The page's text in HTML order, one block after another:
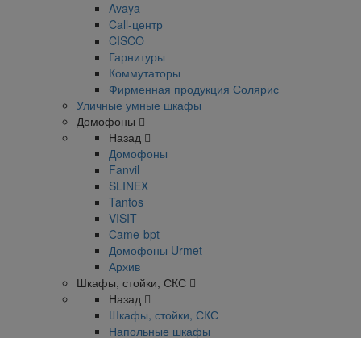
Avaya
Call-центр
CISCO
Гарнитуры
Коммутаторы
Фирменная продукция Солярис
Уличные умные шкафы
Домофоны
Назад
Домофоны
Fanvil
SLINEX
Tantos
VISIT
Came-bpt
Домофоны Urmet
Архив
Шкафы, стойки, СКС
Назад
Шкафы, стойки, СКС
Напольные шкафы